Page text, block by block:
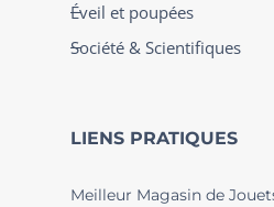
Éveil et poupées
Société & Scientifiques
LIENS PRATIQUES
Meilleur Magasin de